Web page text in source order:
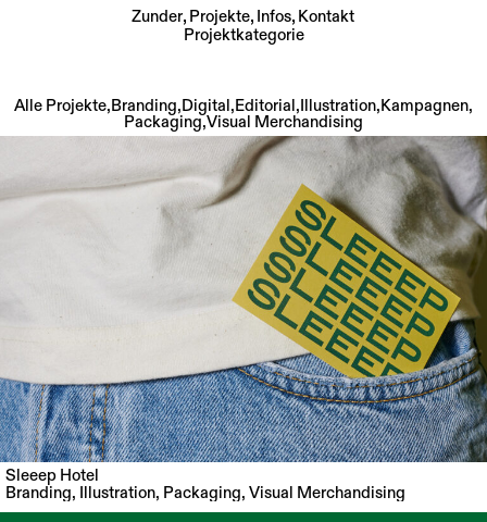
Zunder Projekte Infos Kontakt
Projektkategorie
Alle Projekte,Branding,Digital,Editorial,Illustration,Kampagnen,
Packaging,Visual Merchandising
Sleeep Hotel
Branding, Illustration, Packaging, Visual Merchandising